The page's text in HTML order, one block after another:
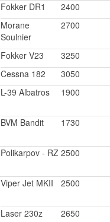
Fokker DR1
2400
Morane
Soulnier
2700
Fokker V23
3250
Cessna 182
3050
L-39 Albatros 1900
BVM Bandit 1730
Polikarpov - RZ 2500
Viper Jet MKII 2500
Laser 230z
2650